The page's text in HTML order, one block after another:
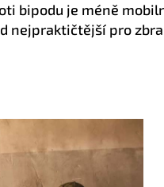
bipodu je méně
nejpraktičtější pro